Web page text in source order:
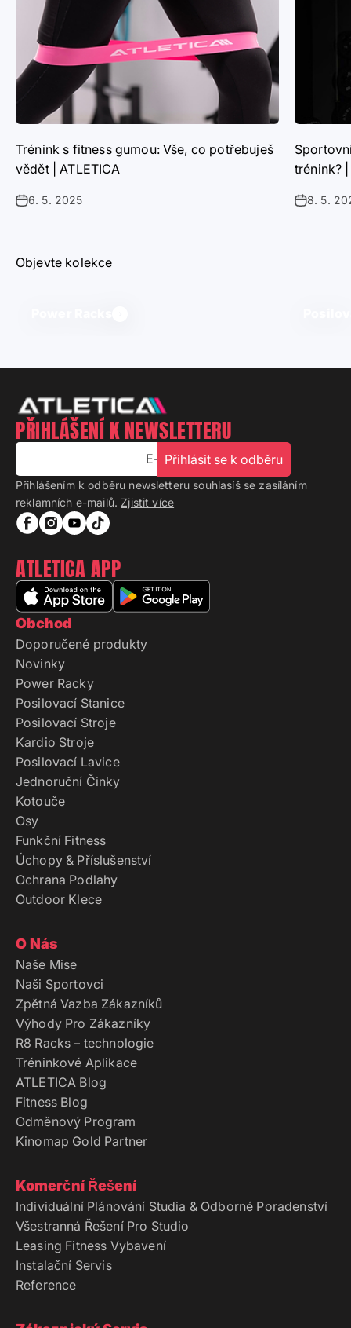
Trénink s fitness gumou: Vše, co potřebuješ
vědět | ATLETICA
6. 5. 2025
trénink?
8. 5.
Objevte kolekce
Obchod
Doporučené produkty
Novinky
Power Racky
Posilovací Stanice
Posilovací Stroje
Kardio Stroje
Posilovací Lavice
Jednoruční Činky
Kotouče
Osy
Funkční Fitness
Úchopy & Příslušenství
Ochrana Podlahy
Outdoor Klece
O Nás
Naše Mise
Naši Sportovci
Zpětná Vazba Zákazníků
Výhody Pro Zákazníky
R8 Racks – technologie
Tréninkové Aplikace
ATLETICA Blog
Fitness Blog
Odměnový Program
Kinomap Gold Partner
Komerční Řešení
Individuální Plánování Studia & Odborné Poradenství
Všestranná Řešení Pro Studio
Leasing Fitness Vybavení
Instalační Servis
Reference
PŘIHLÁŠENÍ K NEWSLETTERU
E-mailPřihlásit se k odběru
Přihlášením k odběru newsletteru souhlasíš se zasíláním
reklamních e-mailů.Zjistit více
ATLETICA APP